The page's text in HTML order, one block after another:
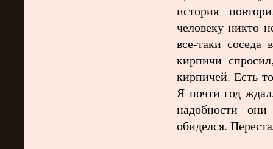
история
человеку никто
все-таки соседа
кирпичи
кирпичей. Есть
Я почти год
надобности
обиделся.